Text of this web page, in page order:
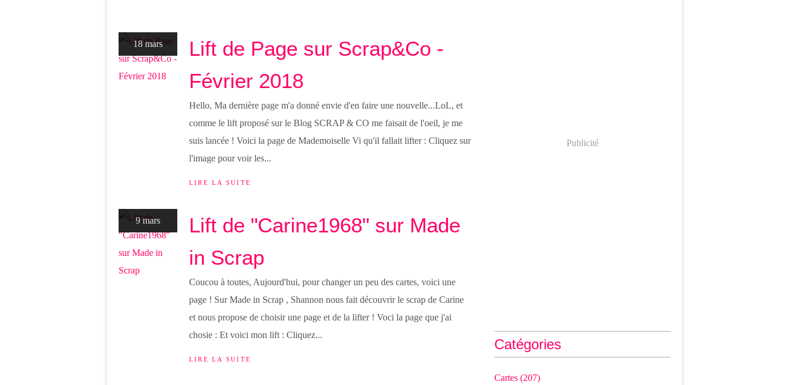
18 mars
Lift de Page sur Scrap&Co -
Février 2018
Hello, Ma dernière page m'a donné envie d'en faire une nouvelle...LoL, et
comme le lift proposé sur le Blog SCRAP & CO me faisait de l'oeil, je me
suis lancée ! Voici la page de Mademoiselle Vi qu'il fallait lifter : Cliquez sur
l'image pour voir les...
LIRE LA SUITE
9 mars
Lift de "Carine1968" sur Made
in Scrap
Coucou à toutes, Aujourd'hui, pour changer un peu des cartes, voici une
page ! Sur Made in Scrap , Shannon nous fait découvrir le scrap de Carine
et nous propose de choisir une page et de la lifter ! Voci la page que j'ai
chosie : Et voici mon lift : Cliquez...
LIRE LA SUITE
Publicité
Catégories
Cartes (207)